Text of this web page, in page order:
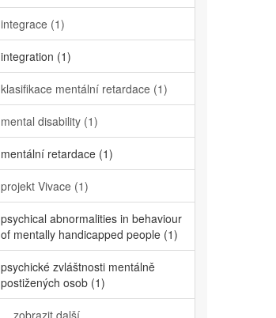
integrace (1)
integration (1)
klasifikace mentální retardace (1)
mental disability (1)
mentální retardace (1)
projekt Vivace (1)
psychical abnormalities in behaviour
of mentally handicapped people (1)
psychické zvláštnosti mentálně
postižených osob (1)
... zobrazit další